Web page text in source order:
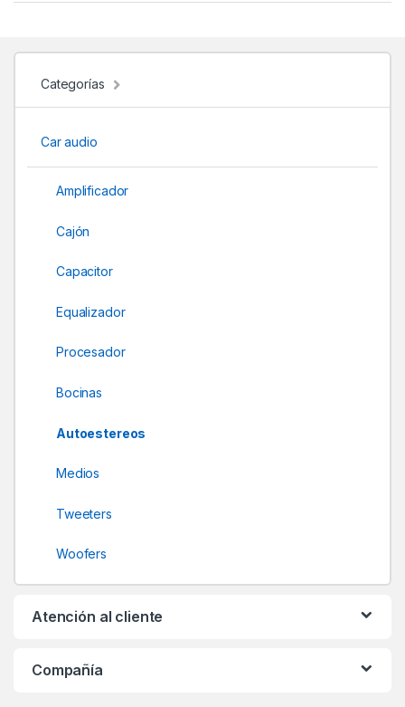
Categorías
Car audio
Amplificador
Cajón
Capacitor
Equalizador
Procesador
Bocinas
Autoestereos
Medios
Tweeters
Woofers
Atención al cliente
Compañía